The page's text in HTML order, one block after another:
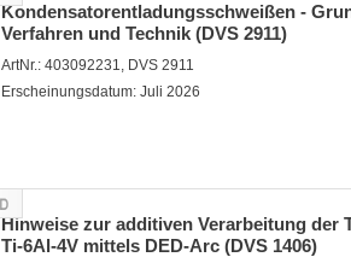
Kondensatorentladungsschweißen -
Verfahren und Technik (DVS 2911)
ArtNr.: 403092231, DVS 2911
Erscheinungsdatum: Juli 2026
Hinweise zur additiven Verarbeitung der
Ti-6Al-4V mittels DED-Arc (DVS 1406)